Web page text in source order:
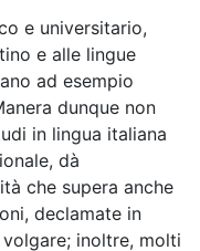
e universitario,
e alle lingue
ad esempio
dunque non
in lingua italiana
dà
che supera anche
declamate in
inoltre, molti